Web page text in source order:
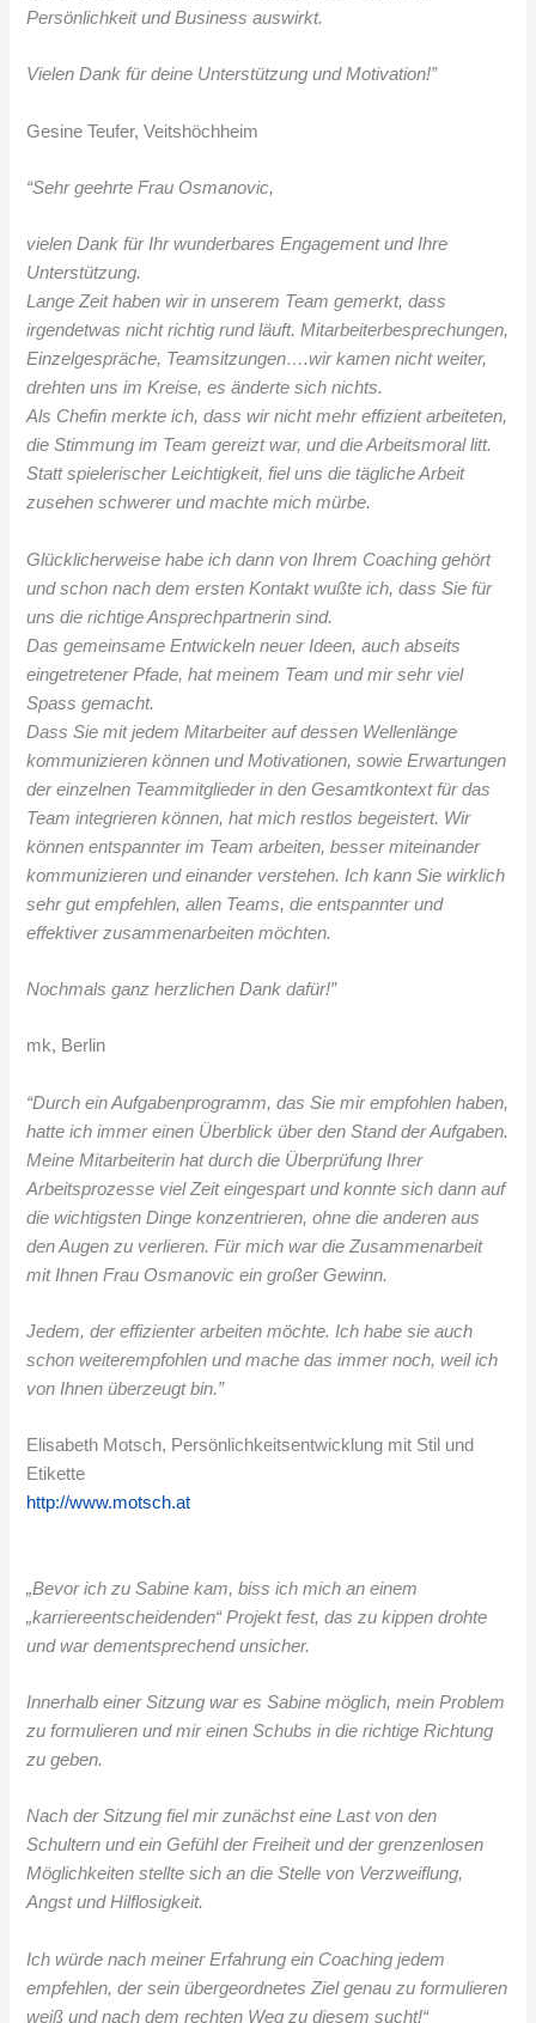
Persönlichkeit und Business auswirkt.
Vielen Dank für deine Unterstützung und Motivation!”
Gesine Teufer, Veitshöchheim
“Sehr geehrte Frau Osmanovic,
vielen Dank für Ihr wunderbares Engagement und Ihre
Unterstützung.
Lange Zeit haben wir in unserem Team gemerkt, dass
irgendetwas nicht richtig rund läuft. Mitarbeiterbesprechungen,
Einzelgespräche, Teamsitzungen….wir kamen nicht weiter,
drehten uns im Kreise, es änderte sich nichts.
Als Chefin merkte ich, dass wir nicht mehr effizient arbeiteten,
die Stimmung im Team gereizt war, und die Arbeitsmoral litt.
Statt spielerischer Leichtigkeit, fiel uns die tägliche Arbeit
zusehen schwerer und machte mich mürbe.
Glücklicherweise habe ich dann von Ihrem Coaching gehört
und schon nach dem ersten Kontakt wußte ich, dass Sie für
uns die richtige Ansprechpartnerin sind.
Das gemeinsame Entwickeln neuer Ideen, auch abseits
eingetretener Pfade, hat meinem Team und mir sehr viel
Spass gemacht.
Dass Sie mit jedem Mitarbeiter auf dessen Wellenlänge
kommunizieren können und Motivationen, sowie Erwartungen
der einzelnen Teammitglieder in den Gesamtkontext für das
Team integrieren können, hat mich restlos begeistert. Wir
können entspannter im Team arbeiten, besser miteinander
kommunizieren und einander verstehen. Ich kann Sie wirklich
sehr gut empfehlen, allen Teams, die entspannter und
effektiver zusammenarbeiten möchten.
Nochmals ganz herzlichen Dank dafür!”
mk, Berlin
“Durch ein Aufgabenprogramm, das Sie mir empfohlen haben,
hatte ich immer einen Überblick über den Stand der Aufgaben.
Meine Mitarbeiterin hat durch die Überprüfung Ihrer
Arbeitsprozesse viel Zeit eingespart und konnte sich dann auf
die wichtigsten Dinge konzentrieren, ohne die anderen aus
den Augen zu verlieren. Für mich war die Zusammenarbeit
mit Ihnen Frau Osmanovic ein großer Gewinn.
Jedem, der effizienter arbeiten möchte. Ich habe sie auch
schon weiterempfohlen und mache das immer noch, weil ich
von Ihnen überzeugt bin.”
Elisabeth Motsch, Persönlichkeitsentwicklung mit Stil und
Etikette
http://www.motsch.at
„Bevor ich zu Sabine kam, biss ich mich an einem
„karriereentscheidenden“ Projekt fest, das zu kippen drohte
und war dementsprechend unsicher.
Innerhalb einer Sitzung war es Sabine möglich, mein Problem
zu formulieren und mir einen Schubs in die richtige Richtung
zu geben.
Nach der Sitzung fiel mir zunächst eine Last von den
Schultern und ein Gefühl der Freiheit und der grenzenlosen
Möglichkeiten stellte sich an die Stelle von Verzweiflung,
Angst und Hilflosigkeit.
Ich würde nach meiner Erfahrung ein Coaching jedem
empfehlen, der sein übergeordnetes Ziel genau zu formulieren
weiß und nach dem rechten Weg zu diesem sucht!“